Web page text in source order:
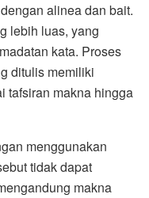
alinea dan bait.
lebih luas, yang
kata. Proses
ditulis memiliki
tafsiran makna hingga
menggunakan
tidak dapat
makna